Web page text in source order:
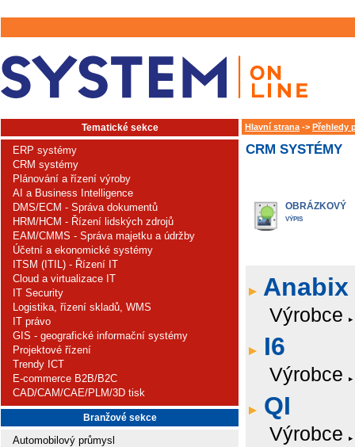
Tematické sekce
ERP systémy
CRM systémy
Plánování a řízení výroby
AI a Business Intelligence
DMS/ECM - Správa dokumentů
HRM/HCM - Řízení lidských zdrojů
EAM/CMMS - Správa majetku a údržby
Účetní a ekonomické systémy
ITSM (ITIL) - Řízení IT
Cloud a virtualizace IT
IT Security
Logistika, řízení skladů, WMS
IT právo
GIS - geografické informační systémy
Projektové řízení
Trendy ICT
E-commerce B2B/B2C
CAD/CAM/CAE/PLM/3D tisk
Branžové sekce
Automobilový průmysl
Hlavní strana -> Přehledy
CRM SYSTÉMY
OBRÁZKOVÝ
VÝPIS
Anabix
Výrobce
I6
Výrobce
QI
Výrobce